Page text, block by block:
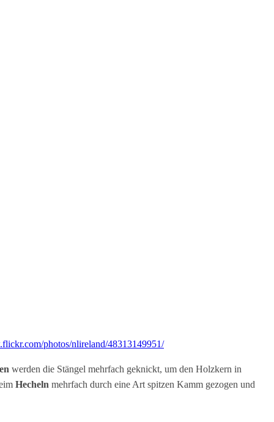
photos/nlireland/48313149951/
werden die Stängel mehrfach geknickt, um den Holzkern in
Hecheln mehrfach durch eine Art spitzen Kamm gezogen und